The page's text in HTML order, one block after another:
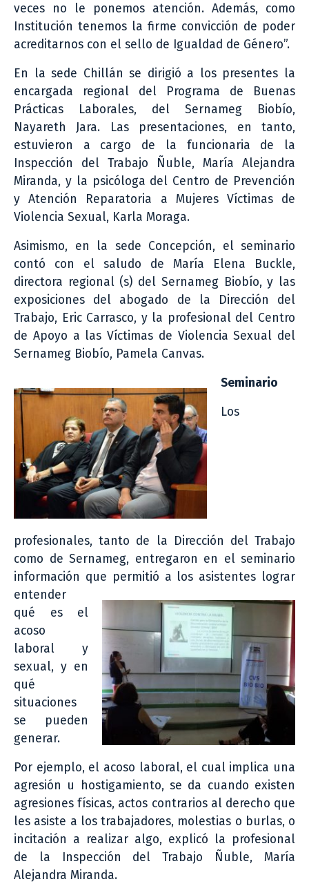
veces no le ponemos atención. Además, como
Institución tenemos la firme convicción de poder
acreditarnos con el sello de Igualdad de Género”.
En la sede Chillán se dirigió a los presentes la
encargada regional del Programa de Buenas
Prácticas Laborales, del Sernameg Biobío,
Nayareth Jara. Las presentaciones, en tanto,
estuvieron a cargo de la funcionaria de la
Inspección del Trabajo Ñuble, María Alejandra
Miranda, y la psicóloga del Centro de Prevención
y Atención Reparatoria a Mujeres Víctimas de
Violencia Sexual, Karla Moraga.
Asimismo, en la sede Concepción, el seminario
contó con el saludo de María Elena Buckle,
directora regional (s) del Sernameg Biobío, y las
exposiciones del abogado de la Dirección del
Trabajo, Eric Carrasco, y la profesional del Centro
de Apoyo a las Víctimas de Violencia Sexual del
Sernameg Biobío, Pamela Canvas.
Seminario
Los
profesionales, tanto de la Dirección del Trabajo
como de Sernameg, entregaron en el seminario
información que permitió a los asistentes lograr
entender
qué es el
acoso
laboral y
sexual, y en
qué
situaciones
se pueden
generar.
Por ejemplo, el acoso laboral, el cual implica una
agresión u hostigamiento, se da cuando existen
agresiones físicas, actos contrarios al derecho que
les asiste a los trabajadores, molestias o burlas, o
incitación a realizar algo, explicó la profesional
de la Inspección del Trabajo Ñuble, María
Alejandra Miranda.